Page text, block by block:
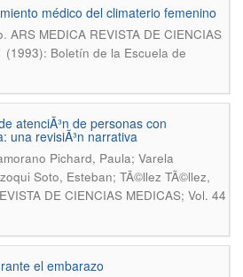
médico del climaterio femenino
. ARS MEDICA REVISTA DE CIENCIAS
(1993): Boletín de la Escuela de
atenciÃ³n de personas con
una revisiÃ³n narrativa
Pichard, Paula; Varela
Soto, Esteban; TÃ©llez TÃ©llez,
DE CIENCIAS MEDICAS; Vol. 44
el embarazo